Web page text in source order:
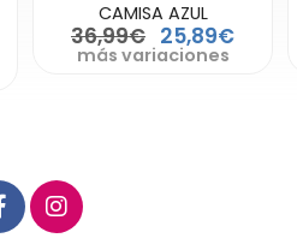
CAMISA AZUL
36,99€ 25,89€
más variaciones